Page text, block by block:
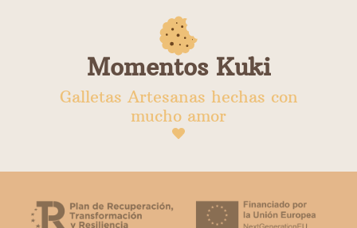
Momentos Kuki
Galletas Artesanas hechas con
mucho amor